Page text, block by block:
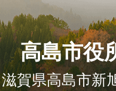
高島市役
賀県高島市新